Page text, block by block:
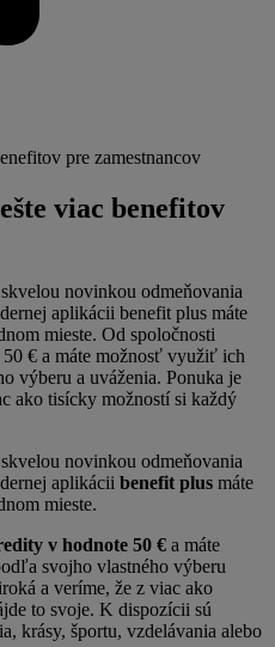
viac benefitov
novinkou odmeňovania
aplikácii benefit plus máte
mieste. Od spoločnosti
€ a máte možnosť využiť ich
výberu a uváženia. Ponuka je
ako tisícky možností si každý
novinkou odmeňovania
aplikácii benefit plus máte
mieste.
v hodnote 50 € a máte
svojho vlastného výberu
a veríme, že z viac ako
to svoje. K dispozícii sú
krásy, športu, vzdelávania alebo